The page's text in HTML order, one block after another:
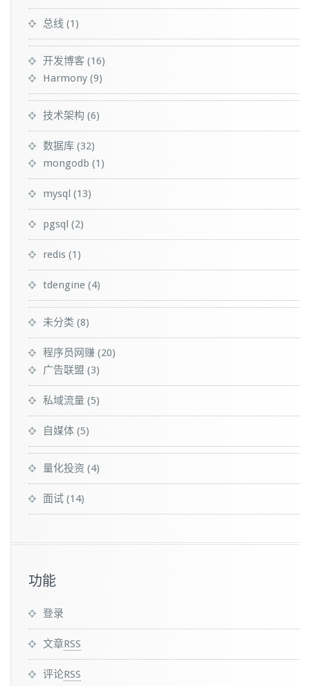
总线 (1)
开发博客 (16)
Harmony (9)
技术架构 (6)
数据库 (32)
mongodb (1)
mysql (13)
pgsql (2)
redis (1)
tdengine (4)
未分类 (8)
程序员网赚 (20)
广告联盟 (3)
私域流量 (5)
自媒体 (5)
量化投资 (4)
面试 (14)
功能
登录
文章RSS
评论RSS